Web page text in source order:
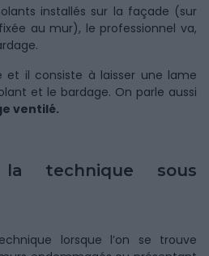
installés sur la façade (sur
au mur), le professionnel va,
et il consiste à laisser une lame
et le bardage. On parle aussi
ventilé.
technique sous
lorsque l’on se trouve